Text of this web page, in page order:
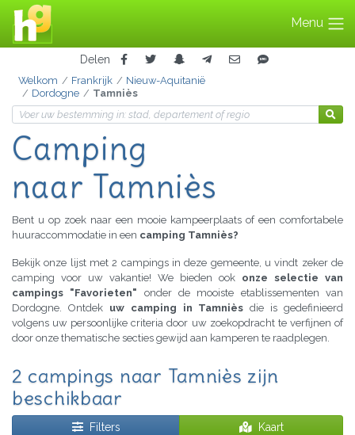
Menu
Delen
Welkom Frankrijk
Nieuw-Aquitanië
Dordogne
Tamniès
Camping
naar Tamniès
Bent u op zoek naar een mooie kampeerplaats of een comfortabele
huuraccommodatie in een camping Tamniès?
Bekijk onze lijst met 2 campings in deze gemeente, u vindt zeker de
camping voor uw vakantie! We bieden ook onze selectie van
campings "Favorieten" onder de mooiste etablissementen van
Dordogne. Ontdek uw camping in Tamniès die is gedefinieerd
volgens uw persoonlijke criteria door uw zoekopdracht te verfijnen of
door onze thematische secties gewijd aan kamperen te raadplegen.
2 campings naar Tamniès zijn
beschikbaar
Filters Kaart